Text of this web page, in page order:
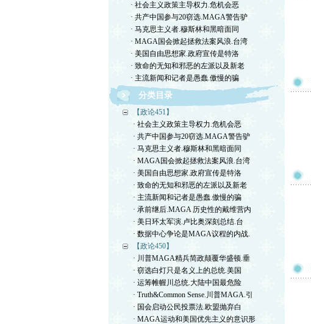
· 社会主义政策主导权力.危机会恶
· 共产中国参与20窃选.MAGA警告驴
· 马克思主义者.穆斯林和黑暗面同
· MAGA国会掀起拯救法案风浪.台湾
· 美国自由思想家.政府宣传是特洛
· 致命的无知和邪恶的左派以及新老
· 主流新闻和记者是愚蠢.傲慢的骗
分类目录
【政论451】
· 社会主义政策主导权力.危机会恶
· 共产中国参与20窃选.MAGA警告驴
· 马克思主义者.穆斯林和黑暗面同
· MAGA国会掀起拯救法案风浪.台湾
· 美国自由思想家.政府宣传是特洛
· 致命的无知和邪恶的左派以及新老
· 主流新闻和记者是愚蠢.傲慢的骗
· 承前继后.MAGA 历史性的戴维营内
· 美日环太军演.卢比奥深刻总结.台
· 数据中心争论是MAGA议程的内战.
【政论450】
· 川普MAGA精兵简政颠覆华盛顿.垂
· 窃选白灯只是名义上的总统.美国
· 运筹帷幄川总统.大陆中国最危险
· Truth&Common Sense.川普MAGA.引
· 国会启动公民投票法.欧盟抛弃白
· MAGA运动和美国优先主义的意识形